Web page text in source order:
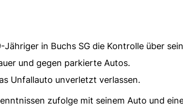
in Buchs SG die Kontrolle über
und gegen parkierte Autos.
Unfallauto unverletzt verlassen.
zufolge mit seinem Auto und